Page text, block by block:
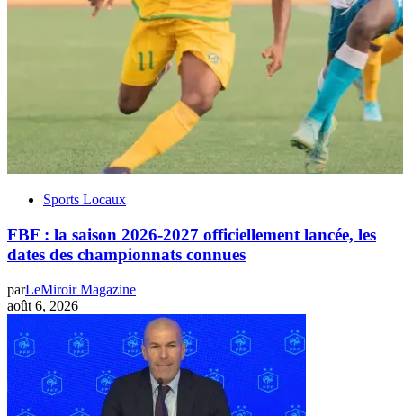
Sports Locaux
FBF : la saison 2026-2027 officiellement lancée, les
dates des championnats connues
parLeMiroir Magazine
août 6, 2026